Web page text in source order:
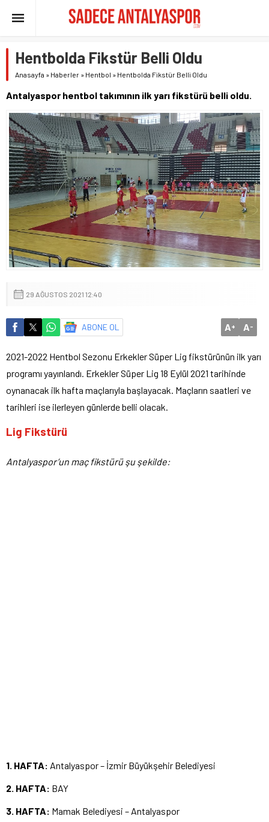
Hentbolda Fikstür Belli Oldu
Anasayfa » Haberler » Hentbol » Hentbolda Fikstür Belli Oldu
Antalyaspor hentbol takımının ilk yarı fikstürü belli oldu.
29 AĞUSTOS 2021 12:40
ABONE OL A+ A-
2021-2022 Hentbol Sezonu Erkekler Süper Lig fikstürünün ilk yarı
programı yayınlandı. Erkekler Süper Lig 18 Eylül 2021 tarihinde
oynanacak ilk hafta maçlarıyla başlayacak. Maçların saatleri ve
tarihleri ise ilerleyen günlerde belli olacak.
Lig Fikstürü
Antalyaspor’un maç fikstürü şu şekilde:
1. HAFTA: Antalyaspor – İzmir Büyükşehir Belediyesi
2. HAFTA: BAY
3. HAFTA: Mamak Belediyesi – Antalyaspor